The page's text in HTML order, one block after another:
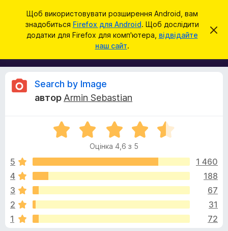
Щоб використовувати розширення Android, вам
знадобиться Firefox для Android. Щоб дослідити
додатки для Firefox для комп'ютера, відвідайте
наш сайт.
В
щ
е
н
я
Д
о
а
и
р
а
у
з
р
а
F
i
к
В
г
у
к
Search by Image
автор Armin Sebastian
О
н
а
,
з
Оцінка 4,6 з 5
5
1 460
4
188
3
67
2
31
1
72